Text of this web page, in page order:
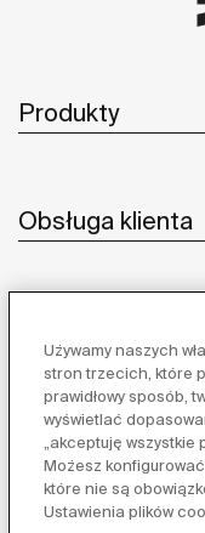
Produkty
Obsługa klienta
Inspiracja
Używamy naszych
stron trzecich, które
prawidłowy sposób,
wyświetlać
„akceptuję wszystkie
Możesz
które nie są
Ustawienia plików